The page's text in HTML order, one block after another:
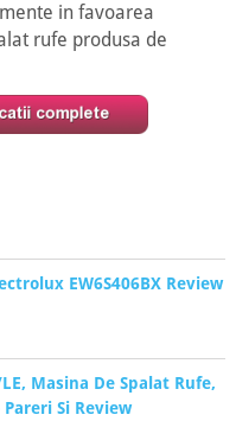
in favoarea
rufe produsa de
EW6S406BX Review
Masina De Spalat Rufe,
Pareri Si Review